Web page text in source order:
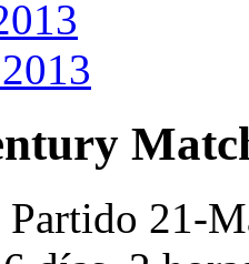
21-